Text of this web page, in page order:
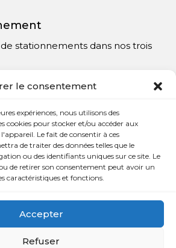
le consentement
expériences, nous utilisons des
cookies pour stocker et/ou accéder aux
Le fait de consentir à ces
de traiter des données telles que le
ou des identifiants uniques sur ce site. Le
de retirer son consentement peut avoir un
caractéristiques et fonctions.
Accepter
Refuser
stationnements dans nos trois
3342
Dame